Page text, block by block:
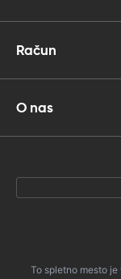
Račun
O nas
To spletno mesto